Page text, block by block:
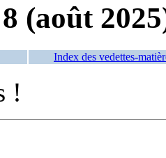
(août
Index des vedettes-
!